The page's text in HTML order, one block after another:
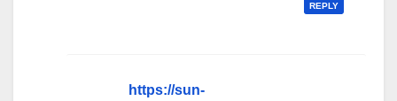
REPLY
https://sun-